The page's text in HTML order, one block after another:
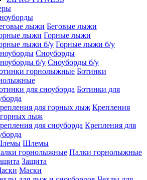
Беговые лыжи
Горные лыжи
Горные лыжи б/у
Сноуборды
Сноуборды б/у
Ботинки
Ботинки для
Крепления
горных лыж
Крепления для
Шлемы
Палки горнолыжные
Защита
Маски